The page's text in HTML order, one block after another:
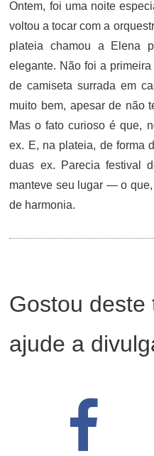
Ontem, foi uma noite
voltou a tocar com a
plateia chamou a Elena
elegante. Não foi a
de camiseta surrada em
muito bem, apesar de não
Mas o fato curioso é que,
ex. E, na plateia, de forma
duas ex. Parecia festival
manteve seu lugar — o
de harmonia.
Gostou deste
ajude a